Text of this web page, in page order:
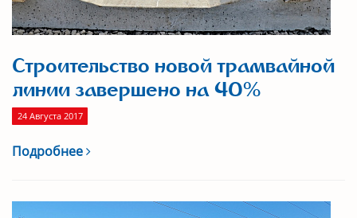
Строительство новой трамвайной
линии завершено на 40%
24 Августа 2017
Подробнее